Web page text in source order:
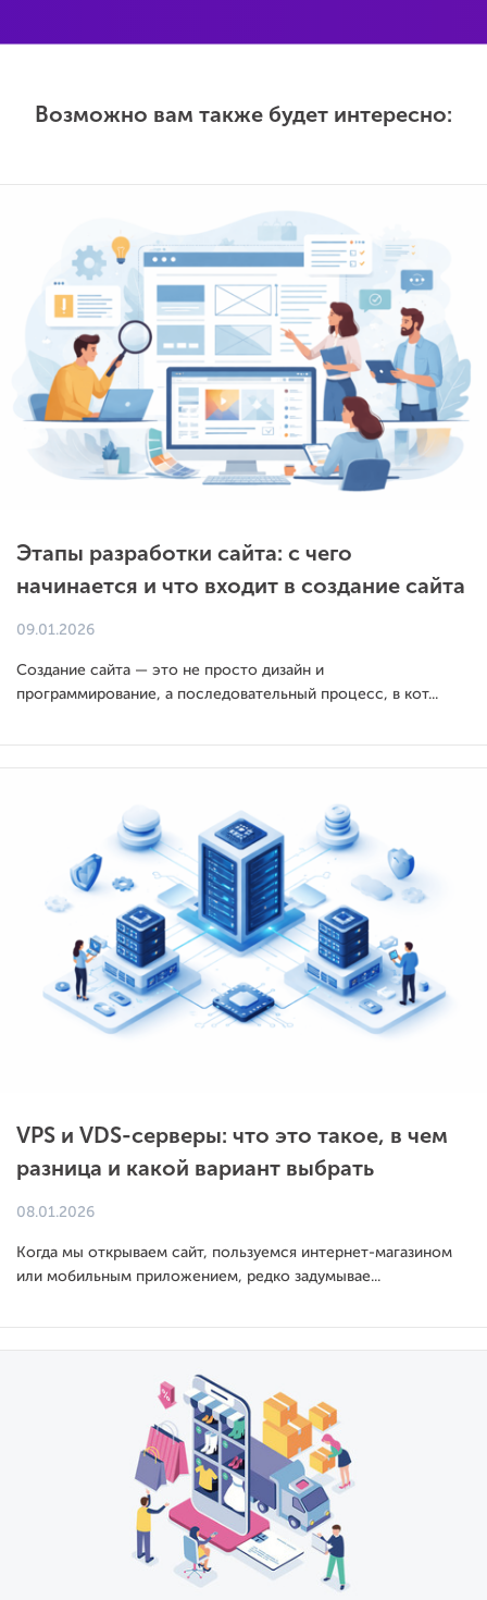
Возможно вам также будет интересно:
Этапы разработки сайта: с чего
начинается и что входит в создание сайта
09.01.2026
Создание сайта — это не просто дизайн и
программирование, а последовательный процесс, в кот...
VPS и VDS-серверы: что это такое, в чем
разница и какой вариант выбрать
08.01.2026
Когда мы открываем сайт, пользуемся интернет-магазином
или мобильным приложением, редко задумывае...